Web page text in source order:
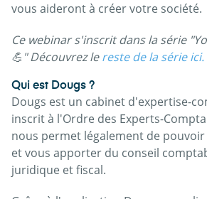
vous aideront à créer votre société.
Ce webinar s'inscrit dans la série
💪" Découvrez lereste de la série ici.
Qui est Dougs ?
Dougs est un cabinet d'expertise-
inscrit à l'Ordre des Experts-
nous permet légalement de
et vous apporter du conseil
juridique et fiscal.